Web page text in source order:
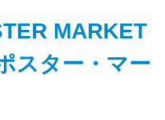
スター・マー